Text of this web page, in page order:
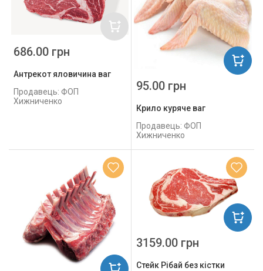
Антрекот яловичина ваг
Продавець: ФОП
Хижниченко
686.00 грн
Крило куряче ваг
Продавець: ФОП
Хижниченко
95.00 грн
Стейк Рібай без кістки
3159.00 грн